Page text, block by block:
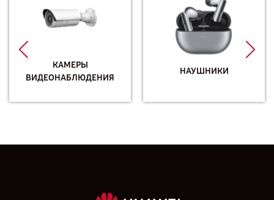
КАМЕРЫ
ВИДЕОНАБЛЮДЕНИЯ
НАУШНИКИ